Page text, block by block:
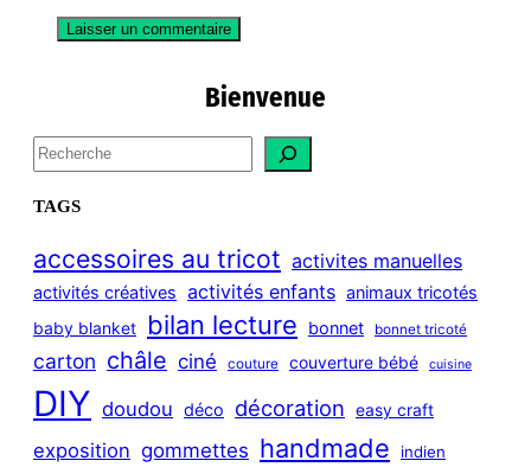
Bienvenue
S
e
a
c
h
TAGS
accessoires au tricot activites manuelles
activités créatives activités enfants animaux tricotés
baby blanket bilan lecture bonnet bonnet tricoté
carton châle ciné couture couverture bébé cuisine
DIY doudou déco décoration easy craft
exposition gommettes handmade indien